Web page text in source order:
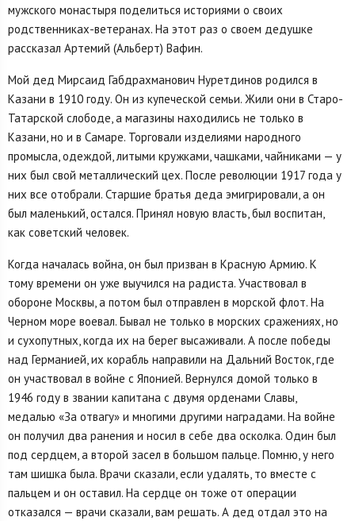
мужского монастыря поделиться историями о своих
родственниках-ветеранах. На этот раз о своем дедушке
рассказал Артемий (Альберт) Вафин.
Мой дед Мирсаид Габдрахманович Нуретдинов родился в
Казани в 1910 году. Он из купеческой семьи. Жили они в Старо-
Татарской слободе, а магазины находились не только в
Казани, но и в Самаре. Торговали изделиями народного
промысла, одеждой, литыми кружками, чашками, чайниками — у
них был свой металлический цех. После революции 1917 года у
них все отобрали. Старшие братья деда эмигрировали, а он
был маленький, остался. Принял новую власть, был воспитан,
как советский человек.
Когда началась война, он был призван в Красную Армию. К
тому времени он уже выучился на радиста. Участвовал в
обороне Москвы, а потом был отправлен в морской флот. На
Черном море воевал. Бывал не только в морских сражениях, но
и сухопутных, когда их на берег высаживали. А после победы
над Германией, их корабль направили на Дальний Восток, где
он участвовал в войне с Японией. Вернулся домой только в
1946 году в звании капитана с двумя орденами Славы,
медалью «За отвагу» и многими другими наградами. На войне
он получил два ранения и носил в себе два осколка. Один был
под сердцем, а второй засел в большом пальце. Помню, у него
там шишка была. Врачи сказали, если удалять, то вместе с
пальцем и он оставил. На сердце он тоже от операции
отказался — врачи сказали, вам решать. А дед отдал это на